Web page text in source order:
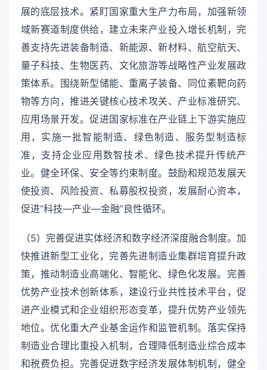
展的底层技术。紧盯国家重大生产力布局，加强新领
域新赛道制度供给，建立未来产业投入增长机制，完
善支持先进装备制造、新能源、新材料、航空航天、
量子科技、生物医药、文化旅游等战略性产业发展政
策体系。围绕新型储能、重离子装备、同位素靶向药
物等方向，推进关键核心技术攻关、产业标准研究、
应用场景开发。促进国家标准在产业链上下游实施应
用，实施一批智能制造、绿色制造、服务型制造标
准，支持企业应用数智技术、绿色技术提升传统产
业。健全环保、安全等约束制度。鼓励和规范发展天
使投资、风险投资、私募股权投资，发展耐心资本，
促进“科技—产业—金融”良性循环。
（5）完善促进实体经济和数字经济深度融合制度。加
快推进新型工业化，完善先进制造业集群培育提升政
策，推动制造业高端化、智能化、绿色化发展。完善
优势产业技术创新体系，建设行业共性技术平台，促
进产业模式和企业组织形态变革，提升优势产业领先
地位。优化重大产业基金运作和监管机制。落实保持
制造业合理比重投入机制，合理降低制造业综合成本
和税费负担。完善促进数字经济发展体制机制，健全